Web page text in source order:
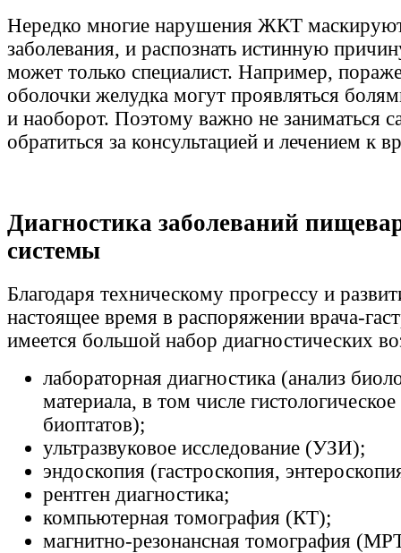
Нередко многие нарушения ЖКТ
заболевания, и распознать истинную
может только специалист. Например,
оболочки желудка могут проявляться
и наоборот. Поэтому важно не заниматься
обратиться за консультацией и лечением к
Диагностика заболеваний
системы
Благодаря техническому прогрессу и
настоящее время в распоряжении врача-
имеется большой набор диагностических
лабораторная диагностика (анализ
материала, в том числе
биоптатов);
ультразвуковое исследование (УЗИ);
эндоскопия (гастроскопия,
рентген диагностика;
компьютерная томография (КТ);
магнитно-резонансная томография